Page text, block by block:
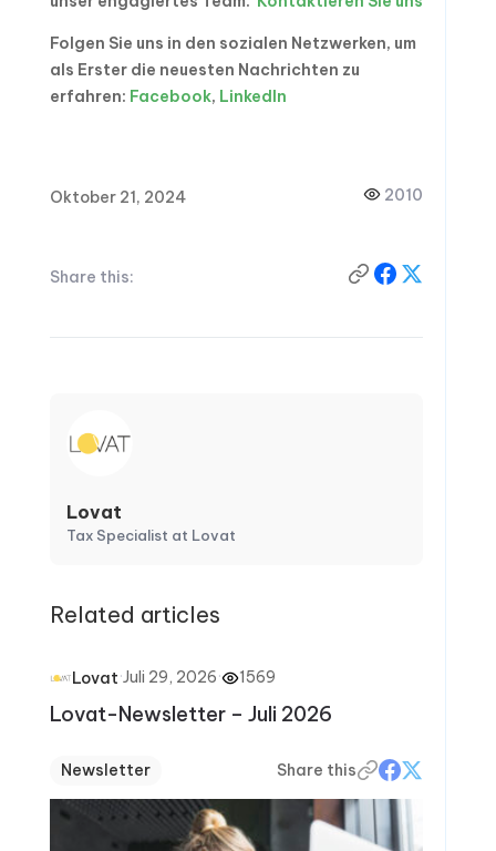
Folgen Sie uns in den sozialen Netzwerken, um
als Erster die neuesten Nachrichten zu
erfahren: Facebook, LinkedIn
Oktober 21, 2024 2010
Share this:
Lovat
Tax Specialist at Lovat
Related articles
Lovat·Juli 29, 2026· 1569
Lovat-Newsletter – Juli 2026
Newsletter Share this